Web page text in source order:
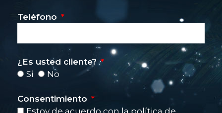
Teléfono
¿Es usted cliente?
Si
No
Consentimiento
Estoy de acuerdo con la política de